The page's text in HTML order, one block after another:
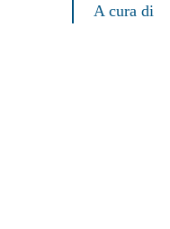
A cura di